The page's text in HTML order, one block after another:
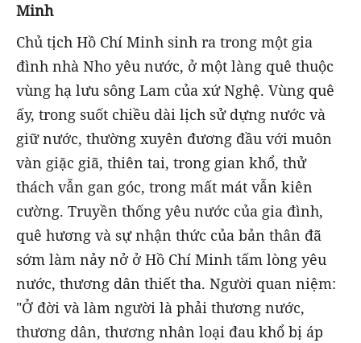
Minh
Chủ tịch Hồ Chí Minh sinh ra trong một gia
đình nhà Nho yêu nước, ở một làng quê thuộc
vùng hạ lưu sông Lam của xứ Nghệ. Vùng quê
ấy, trong suốt chiều dài lịch sử dựng nước và
giữ nước, thường xuyên đương đầu với muôn
vàn giặc giã, thiên tai, trong gian khổ, thử
thách vẫn gan góc, trong mất mát vẫn kiên
cường. Truyền thống yêu nước của gia đình,
quê hương và sự nhận thức của bản thân đã
sớm làm nảy nở ở Hồ Chí Minh tấm lòng yêu
nước, thương dân thiết tha. Người quan niệm:
"Ở đời và làm người là phải thương nước,
thương dân, thương nhân loại đau khổ bị áp